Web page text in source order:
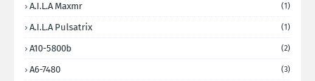
A.I.L.A Maxmr (1)
A.I.L.A Pulsatrix (1)
A10-5800b (2)
A6-7480 (3)